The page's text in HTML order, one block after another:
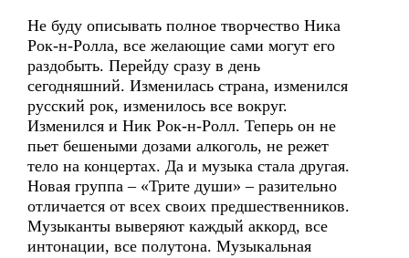
Не буду описывать полное творчество Ника
Рок-н-Ролла, все желающие сами могут его
раздобыть. Перейду сразу в день
сегодняшний. Изменилась страна, изменился
русский рок, изменилось все вокруг.
Изменился и Ник Рок-н-Ролл. Теперь он не
пьет бешеными дозами алкоголь, не режет
тело на концертах. Да и музыка стала другая.
Новая группа – «Трите души» – разительно
отличается от всех своих предшественников.
Музыканты выверяют каждый аккорд, все
интонации, все полутона. Музыкальная